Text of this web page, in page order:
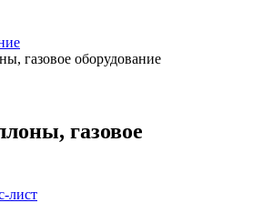
газовое оборудование
газовое
лист